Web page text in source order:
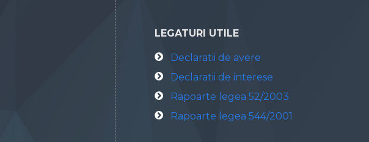
LEGATURI UTILE
Declaratii de avere
Declaratii de interese
Rapoarte legea 52/2003
Rapoarte legea 544/2001